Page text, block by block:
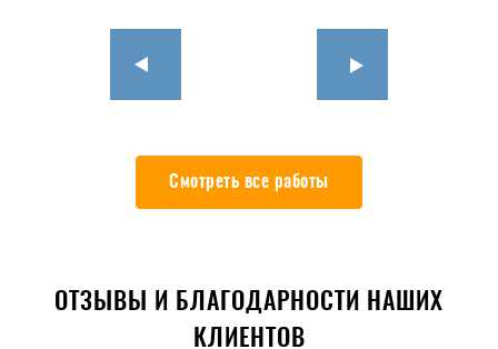
Смотреть все работы
ОТЗЫВЫ И БЛАГОДАРНОСТИ НАШИХ
КЛИЕНТОВ